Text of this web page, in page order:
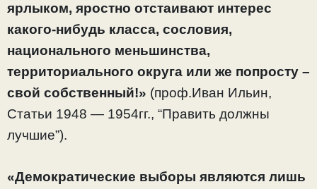
ярлыком, яростно отстаивают интерес
какого-нибудь класса, сословия,
национального меньшинства,
территориального округа или же попросту –
свой собственный!» (проф.Иван Ильин,
Статьи 1948 — 1954гг., “Править должны
лучшие”).
«Демократические выборы являются лишь